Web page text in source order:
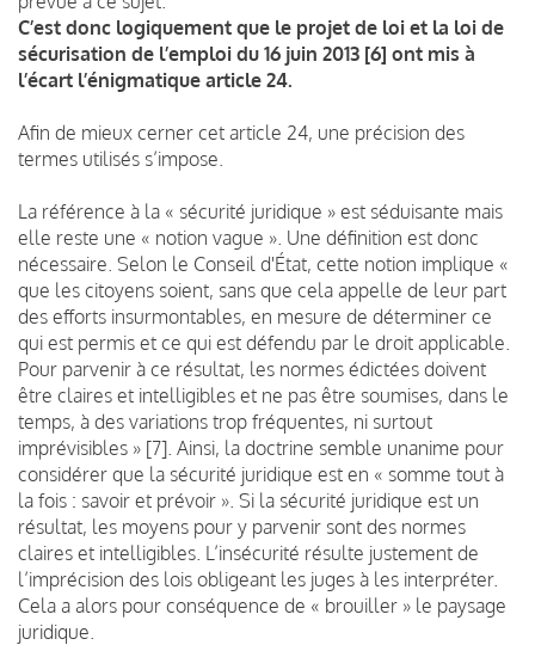
C’est donc logiquement que le projet de loi et la loi de
sécurisation de l’emploi du 16 juin 2013 [6] ont mis à
l’écart l’énigmatique article 24.
Afin de mieux cerner cet article 24, une précision des
termes utilisés s’impose.
La référence à la « sécurité juridique » est séduisante mais
elle reste une « notion vague ». Une définition est donc
nécessaire. Selon le Conseil d'État, cette notion implique «
que les citoyens soient, sans que cela appelle de leur part
des efforts insurmontables, en mesure de déterminer ce
qui est permis et ce qui est défendu par le droit applicable.
Pour parvenir à ce résultat, les normes édictées doivent
être claires et intelligibles et ne pas être soumises, dans le
temps, à des variations trop fréquentes, ni surtout
imprévisibles » [7]. Ainsi, la doctrine semble unanime pour
considérer que la sécurité juridique est en « somme tout à
la fois : savoir et prévoir ». Si la sécurité juridique est un
résultat, les moyens pour y parvenir sont des normes
claires et intelligibles. L’insécurité résulte justement de
l’imprécision des lois obligeant les juges à les interpréter.
Cela a alors pour conséquence de « brouiller » le paysage
juridique.